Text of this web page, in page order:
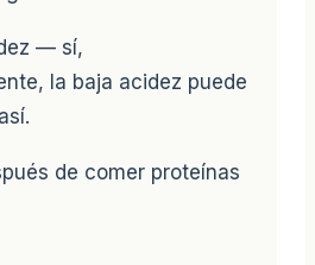
— sí,
la baja acidez puede
de comer proteínas